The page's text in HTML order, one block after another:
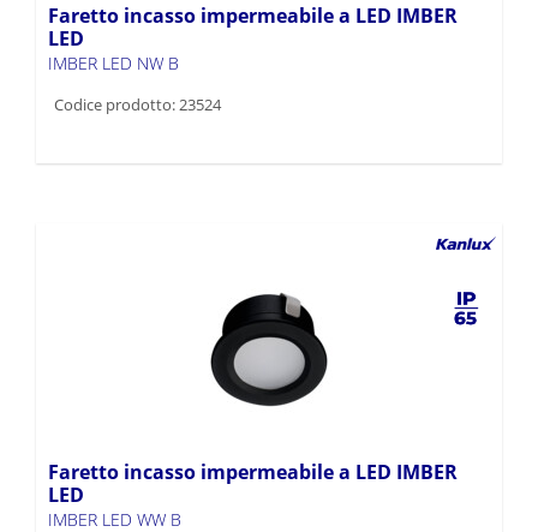
Faretto incasso impermeabile a LED IMBER
LED
IMBER LED NW B
Codice prodotto: 23524
Faretto incasso impermeabile a LED IMBER
LED
IMBER LED WW B